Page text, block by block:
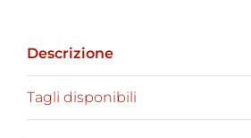
Descrizione
Tagli disponibili